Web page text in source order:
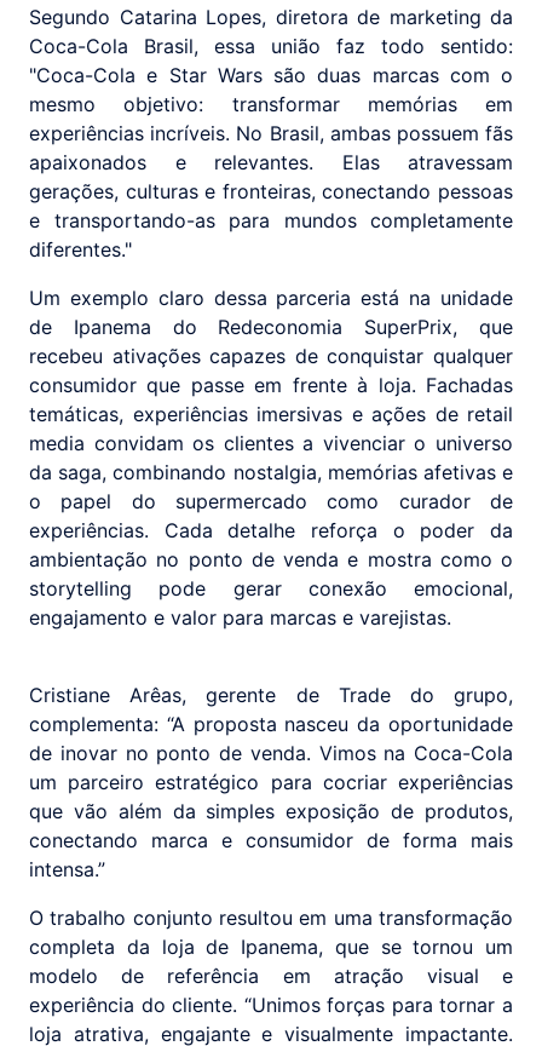
Segundo Catarina Lopes, diretora de marketing da
Coca-Cola Brasil, essa união faz todo sentido:
"Coca-Cola e Star Wars são duas marcas com o
mesmo objetivo: transformar memórias em
experiências incríveis. No Brasil, ambas possuem fãs
apaixonados e relevantes. Elas atravessam
gerações, culturas e fronteiras, conectando pessoas
e transportando-as para mundos completamente
diferentes."
Um exemplo claro dessa parceria está na unidade
de Ipanema do Redeconomia SuperPrix, que
recebeu ativações capazes de conquistar qualquer
consumidor que passe em frente à loja. Fachadas
temáticas, experiências imersivas e ações de retail
media convidam os clientes a vivenciar o universo
da saga, combinando nostalgia, memórias afetivas e
o papel do supermercado como curador de
experiências. Cada detalhe reforça o poder da
ambientação no ponto de venda e mostra como o
storytelling pode gerar conexão emocional,
engajamento e valor para marcas e varejistas.
Cristiane Arêas, gerente de Trade do grupo,
complementa: “A proposta nasceu da oportunidade
de inovar no ponto de venda. Vimos na Coca-Cola
um parceiro estratégico para cocriar experiências
que vão além da simples exposição de produtos,
conectando marca e consumidor de forma mais
intensa.”
O trabalho conjunto resultou em uma transformação
completa da loja de Ipanema, que se tornou um
modelo de referência em atração visual e
experiência do cliente. “Unimos forças para tornar a
loja atrativa, engajante e visualmente impactante.